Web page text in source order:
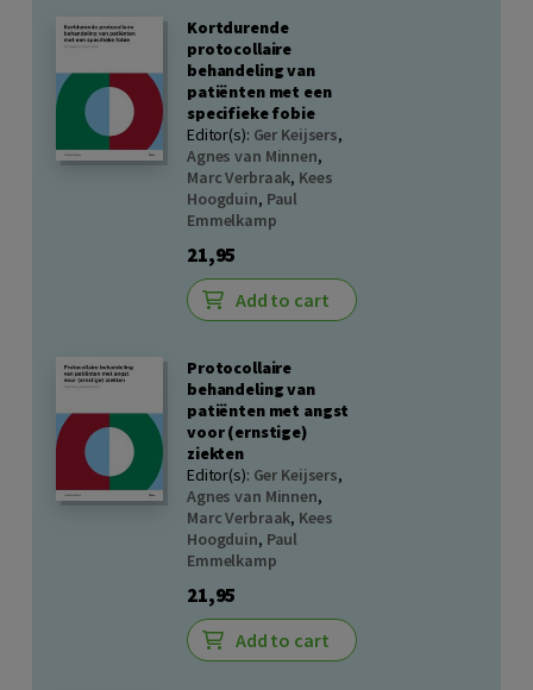
Kortdurende
protocollaire
behandeling van
patiënten met een
specifieke fobie
Editor(s): Ger Keijsers,
Agnes van Minnen,
Marc Verbraak, Kees
Hoogduin, Paul
Emmelkamp
21,95
Add to cart
Protocollaire
behandeling van
patiënten met angst
voor (ernstige)
ziekten
Editor(s): Ger Keijsers,
Agnes van Minnen,
Marc Verbraak, Kees
Hoogduin, Paul
Emmelkamp
21,95
Add to cart